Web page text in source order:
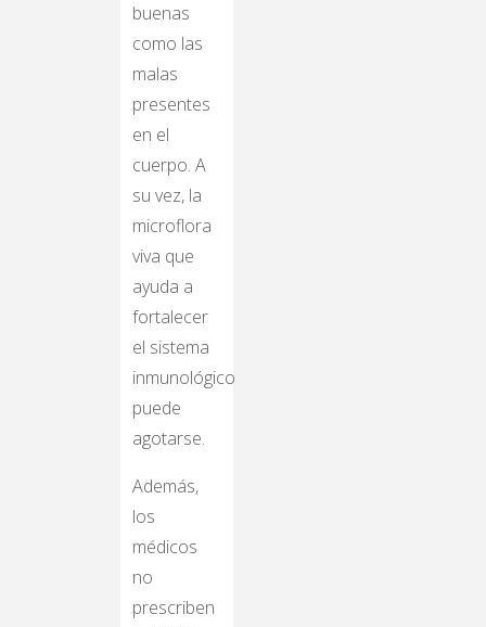
buenas
como las
malas
presentes
en el
cuerpo. A
su vez, la
microflora
viva que
ayuda a
fortalecer
el sistema
inmunológico
puede
agotarse.
Además,
los
médicos
no
prescriben